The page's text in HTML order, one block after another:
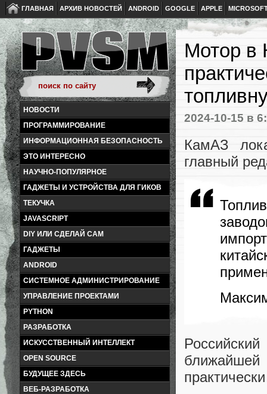
ГЛАВНАЯ АРХИВ НОВОСТЕЙ ANDROID GOOGLE APPLE
НОВОСТИ
ПРОГРАММИРОВАНИЕ
ИНФОРМАЦИОННАЯ БЕЗОПАСНОСТЬ
ЭТО ИНТЕРЕСНО
НАУЧНО-ПОПУЛЯРНОЕ
ГАДЖЕТЫ И УСТРОЙСТВА ДЛЯ ГИКОВ
ТЕКУЧКА
JAVASCRIPT
DIY ИЛИ СДЕЛАЙ САМ
ГАДЖЕТЫ
ANDROID
СИСТЕМНОЕ АДМИНИСТРИРОВАНИЕ
УПРАВЛЕНИЕ ПРОЕКТАМИ
PYTHON
РАЗРАБОТКА
ИСКУССТВЕННЫЙ ИНТЕЛЛЕКТ
OPEN SOURCE
БУДУЩЕЕ ЗДЕСЬ
ВЕБ-РАЗРАБОТКА
Мотор в
2024-10-15 в
КамАЗ
главный